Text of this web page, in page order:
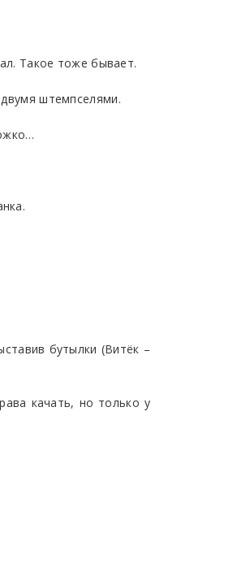
Такое тоже бывает.
штемпселями.
бутылки (Витёк –
качать, но только у